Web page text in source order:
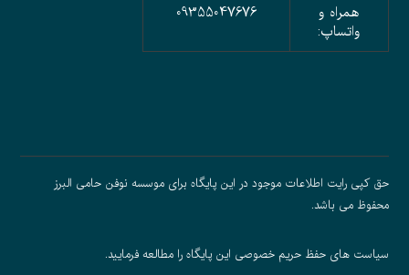
همراه و
واتساپ:
09355047676
حق کپی رایت اطلاعات موجود در این پایگاه برای موسسه نوفن حامی البرز
محفوظ می باشد.
سیاست های حفظ حریم خصوصی این پایگاه را مطالعه فرمایید.